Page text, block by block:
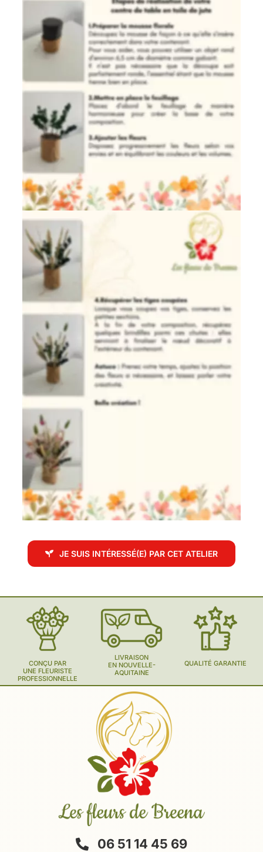
JE SUIS INTÉRESSÉ(E) PAR CET ATELIER
CONÇU PAR
UNE FLEURISTE
PROFESSIONNELLE
LIVRAISON
EN NOUVELLE-
AQUITAINE
QUALITÉ GARANTIE
06 51 14 45 69